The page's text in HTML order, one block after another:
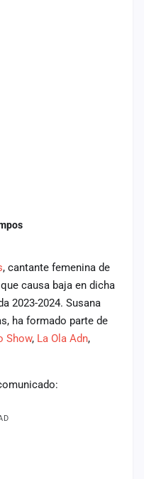
, cantante femenina de
causa baja en dicha
2023-2024. Susana
ha formado parte de
Show, La Ola Adn,